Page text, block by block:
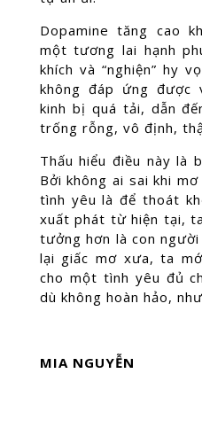
Dopamine tăng cao
một tương lai hạnh
khích và “nghiện” hy
không đáp ứng được
kinh bị quá tải, dẫn
trống rỗng, vô định,
Thấu hiểu điều này là
Bởi không ai sai khi
tình yêu là để thoát
xuất phát từ hiện tại,
tưởng hơn là con
lại giấc mơ xưa, ta
cho một tình yêu đủ
dù không hoàn hảo,
MIA NGUYỄN